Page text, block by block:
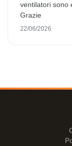
ventilatori sono
Grazie
22/06/2026